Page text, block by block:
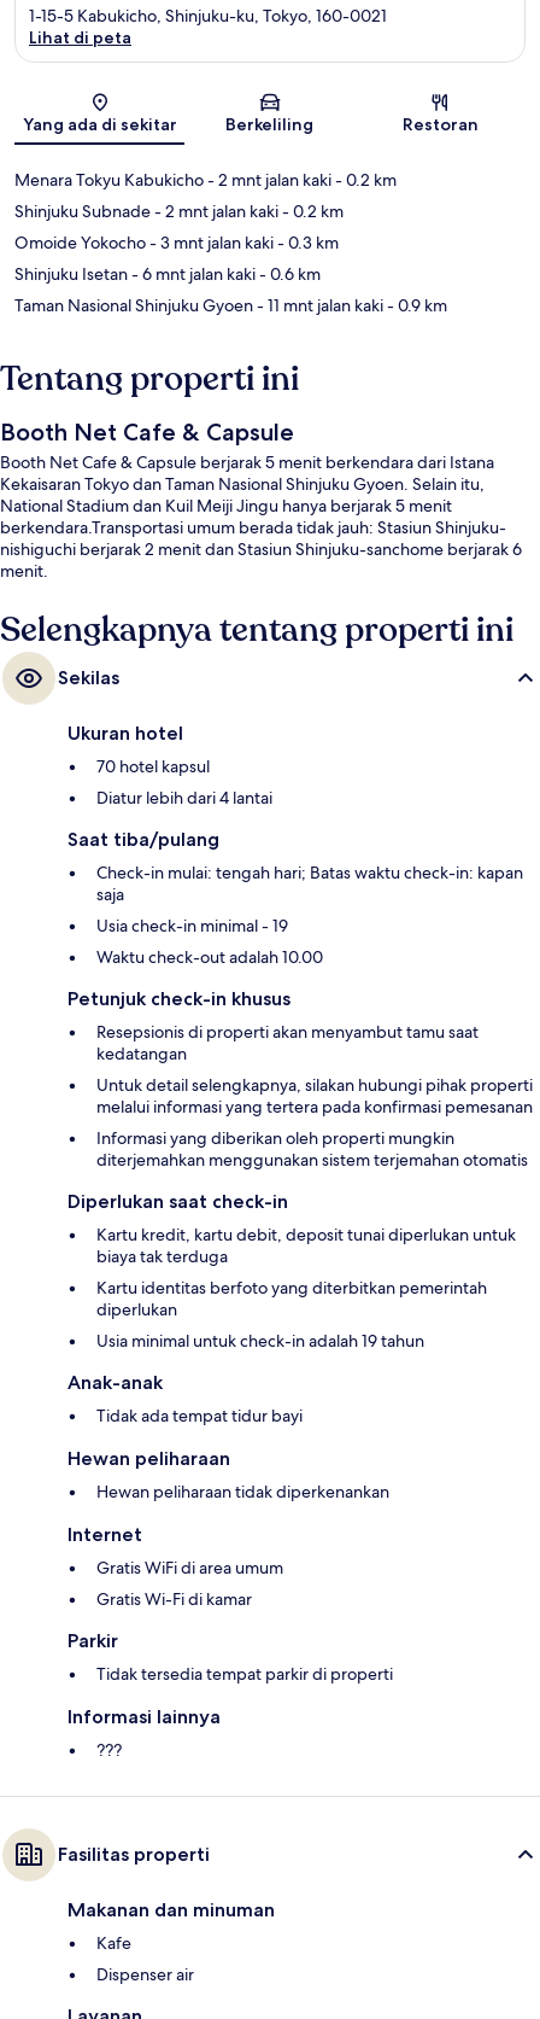
Peta
1-15-5 Kabukicho, Shinjuku-ku, Tokyo, 160-0021
Lihat di peta
Yang ada di sekitar Berkeliling Restoran
Menara Tokyu Kabukicho- 2 mnt jalan kaki- 0.2 km
Shinjuku Subnade- 2 mnt jalan kaki- 0.2 km
Omoide Yokocho- 3 mnt jalan kaki- 0.3 km
Shinjuku Isetan- 6 mnt jalan kaki- 0.6 km
Taman Nasional Shinjuku Gyoen- 11 mnt jalan kaki- 0.9 km
Tentang properti ini
Booth Net Cafe & Capsule
Booth Net Cafe & Capsule berjarak 5 menit berkendara dari Istana
Kekaisaran Tokyo dan Taman Nasional Shinjuku Gyoen. Selain itu,
National Stadium dan Kuil Meiji Jingu hanya berjarak 5 menit
berkendara.Transportasi umum berada tidak jauh: Stasiun Shinjuku-
nishiguchi berjarak 2 menit dan Stasiun Shinjuku-sanchome berjarak 6
menit.
Selengkapnya tentang properti ini
Sekilas
Ukuran hotel
70 hotel kapsul
Diatur lebih dari 4 lantai
Saat tiba/pulang
Check-in mulai: tengah hari; Batas waktu check-in: kapan
saja
Usia check-in minimal - 19
Waktu check-out adalah 10.00
Petunjuk check-in khusus
Resepsionis di properti akan menyambut tamu saat
kedatangan
Untuk detail selengkapnya, silakan hubungi pihak properti
melalui informasi yang tertera pada konfirmasi pemesanan
Informasi yang diberikan oleh properti mungkin
diterjemahkan menggunakan sistem terjemahan otomatis
Diperlukan saat check-in
Kartu kredit, kartu debit, deposit tunai diperlukan untuk
biaya tak terduga
Kartu identitas berfoto yang diterbitkan pemerintah
diperlukan
Usia minimal untuk check-in adalah 19 tahun
Anak-anak
Tidak ada tempat tidur bayi
Hewan peliharaan
Hewan peliharaan tidak diperkenankan
Internet
Gratis WiFi di area umum
Gratis Wi-Fi di kamar
Parkir
Tidak tersedia tempat parkir di properti
Informasi lainnya
???
Fasilitas properti
Makanan dan minuman
Kafe
Dispenser air